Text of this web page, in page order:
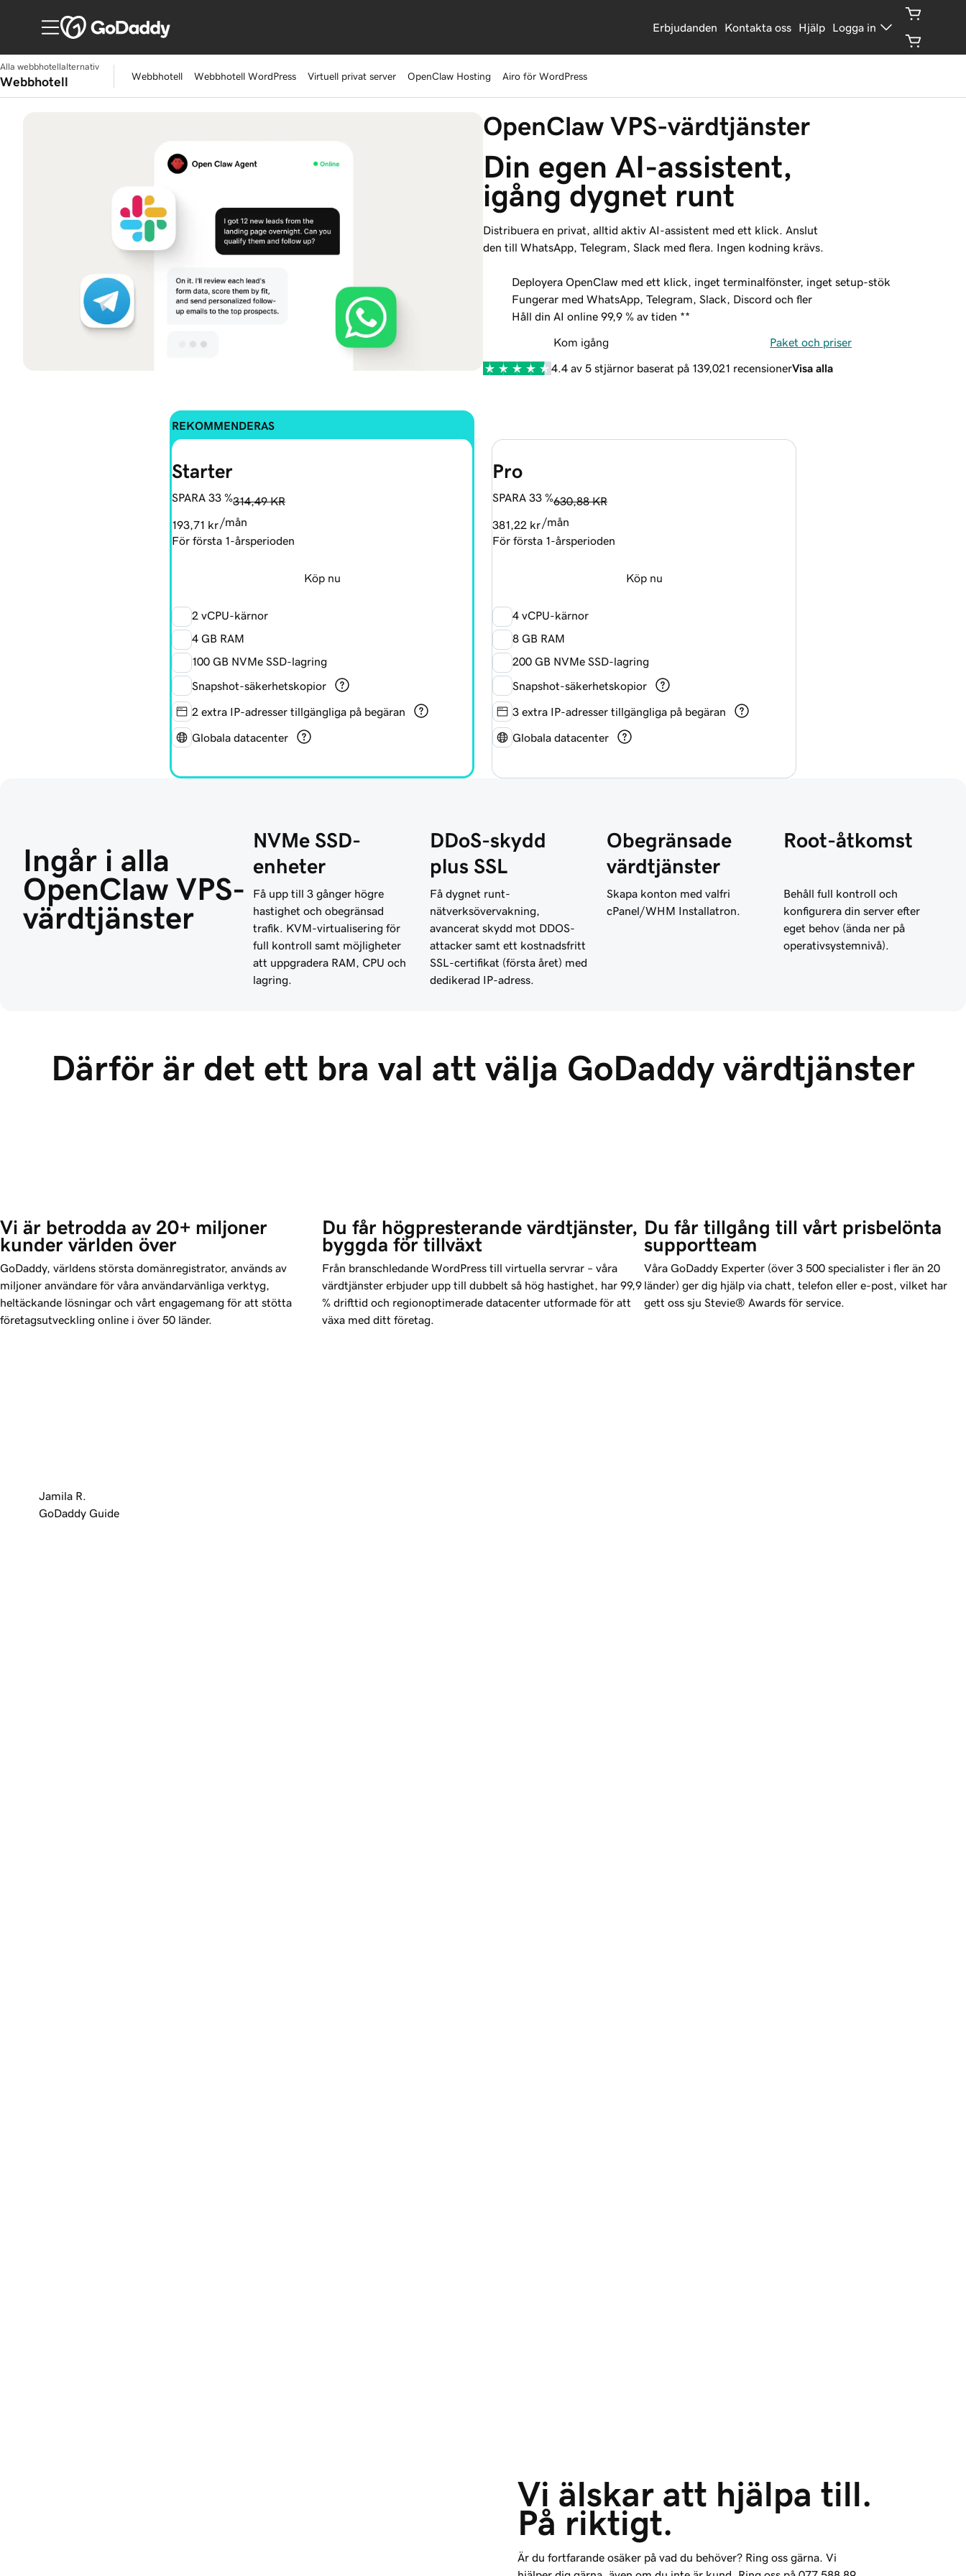
Erbjudanden Kontakta oss Hjälp Logga in
Alla webbhotellalternativ
Webbhotell Webbhotell Webbhotell WordPress Virtuell privat server OpenClaw Hosting Airo för WordPress
OpenClaw VPS-värdtjänster
Din egen AI-assistent,
igång dygnet runt
Distribuera en privat, alltid aktiv AI-assistent med ett klick. Anslut
den till WhatsApp, Telegram, Slack med flera. Ingen kodning krävs.
Deployera OpenClaw med ett klick, inget terminalfönster, inget setup-stök
Fungerar med WhatsApp, Telegram, Slack, Discord och fler
Håll din AI online 99,9 % av tiden **
Kom igång Paket och priser
4.4 av 5 stjärnor baserat på 139,021 recensionerVisa alla
REKOMMENDERAS
Starter
SPARA 33 %314,49 KR
193,71 kr/mån
För första 1-årsperioden
Köp nu
2 vCPU-kärnor
4 GB RAM
100 GB NVMe SSD-lagring
Snapshot-säkerhetskopior
2 extra IP-adresser tillgängliga på begäran
Globala datacenter
Pro
SPARA 33 %630,88 KR
381,22 kr/mån
För första 1-årsperioden
Köp nu
4 vCPU-kärnor
8 GB RAM
200 GB NVMe SSD-lagring
Snapshot-säkerhetskopior
3 extra IP-adresser tillgängliga på begäran
Globala datacenter
Ingår i alla
OpenClaw VPS-
värdtjänster
NVMe SSD-
enheter
Få upp till 3 gånger högre
hastighet och obegränsad
trafik. KVM-virtualisering för
full kontroll samt möjligheter
att uppgradera RAM, CPU och
lagring.
DDoS-skydd
plus SSL
Få dygnet runt-
nätverksövervakning,
avancerat skydd mot DDOS-
attacker samt ett kostnadsfritt
SSL-certifikat (första året) med
dedikerad IP-adress.
Obegränsade
värdtjänster
Skapa konton med valfri
cPanel/WHM Installatron.
Root-åtkomst
Behåll full kontroll och
konfigurera din server efter
eget behov (ända ner på
operativsystemnivå).
Därför är det ett bra val att välja GoDaddy värdtjänster
Vi är betrodda av 20+ miljoner
kunder världen över
GoDaddy, världens största domänregistrator, används av
miljoner användare för våra användarvänliga verktyg,
heltäckande lösningar och vårt engagemang för att stötta
företagsutveckling online i över 50 länder.
Du får högpresterande värdtjänster,
byggda för tillväxt
Från branschledande WordPress till virtuella servrar – våra
värdtjänster erbjuder upp till dubbelt så hög hastighet, har 99,9
% drifttid och regionoptimerade datacenter utformade för att
växa med ditt företag.
Du får tillgång till vårt prisbelönta
supportteam
Våra GoDaddy Experter (över 3 500 specialister i fler än 20
länder) ger dig hjälp via chatt, telefon eller e-post, vilket har
gett oss sju Stevie® Awards för service.
Jamila R.
GoDaddy Guide
Vi älskar att hjälpa till.
På riktigt.
Är du fortfarande osäker på vad du behöver? Ring oss gärna. Vi